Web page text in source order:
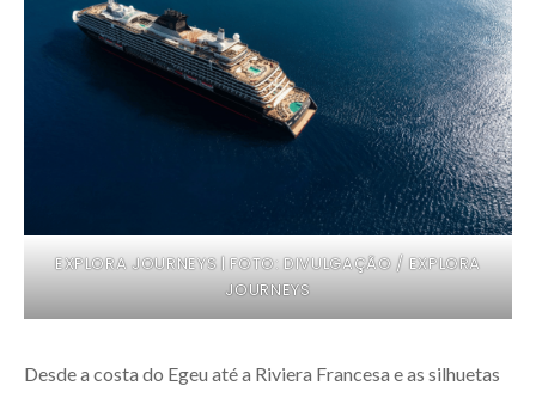
EXPLORA JOURNEYS | FOTO: DIVULGAÇÃO / EXPLORA
JOURNEYS
Desde a costa do Egeu até a Riviera Francesa e as silhuetas